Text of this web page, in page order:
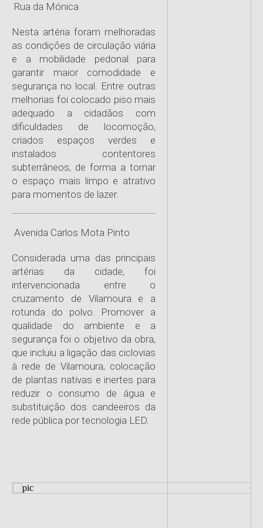
Rua da Mónica
Nesta artéria foram melhoradas
as condições de circulação viária
e a mobilidade pedonal para
garantir maior comodidade e
segurança no local. Entre outras
melhorias foi colocado piso mais
adequado a cidadãos com
dificuldades de locomoção,
criados espaços verdes e
instalados contentores
subterrâneos, de forma a tornar
o espaço mais limpo e atrativo
para momentos de lazer.
Avenida Carlos Mota Pinto
Considerada uma das principais
artérias da cidade, foi
intervencionada entre o
cruzamento de Vilamoura e a
rotunda do polvo. Promover a
qualidade do ambiente e a
segurança foi o objetivo da obra,
que incluiu a ligação das ciclovias
à rede de Vilamoura, colocação
de plantas nativas e inertes para
reduzir o consumo de água e
substituição dos candeeiros da
rede pública por tecnologia LED.